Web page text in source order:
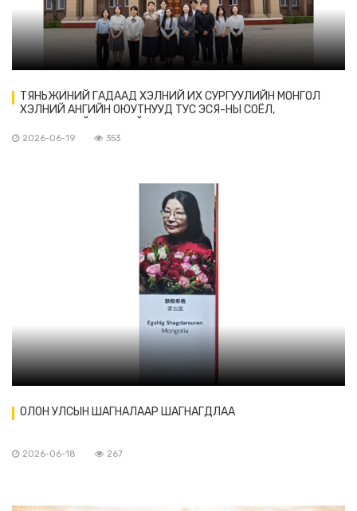
ТЯНЬЖИНИЙ ГАДААД ХЭЛНИЙ ИХ СУРГУУЛИЙН МОНГОЛ
ХЭЛНИЙ АНГИЙН ОЮУТНУУД ТУС ЭСЯ-НЫ СОЁЛ,
2026-06-19 353
ОЛОН УЛСЫН ШАГНАЛААР ШАГНАГДЛАА
2026-06-18 267